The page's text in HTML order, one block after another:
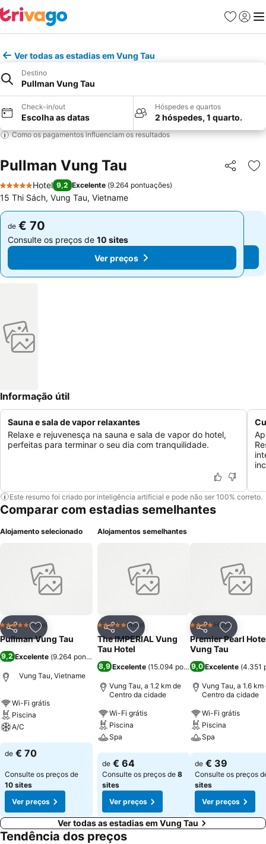
Favoritos
Iniciar
Ver todas as estadias em Vung Tau
Destino
Pullman Vung Tau
Check-in/out
Escolha as datas
Hóspedes e quartos
2 hóspedes, 1 quarto.
Como os pagamentos influenciam os resultados
Pullman Vung Tau Partilhar
5 Estrelas
Hotel 9,2 Excelente (9.264 pontuações)
15 Thi Sách, Vung Tau, Vietname
de € 70
Consulte os preços de 10 sites
Ver preços
de € 70
Consulte os preços de 10 sites
Ver preços
Informação útil
Sauna e sala de vapor relaxantes
Relaxe e rejuvenesça na sauna e sala de vapor do hotel,
perfeitas para terminar o seu dia com tranquilidade.
Este resumo foi criado por inteligência artificial e pode não ser 100% correto.
Comparar com estadias semelhantes
Alojamento selecionado
PartilharAdicionar aos favoritos
5 EstrelasHotel
Pullman Vung Tau
9,2 Excelente (9.264 pontuações
Vung Tau, Vietname
Wi-Fi grátis
Piscina
A/C
Ver preços
de € 70
Consulte os preços de
10 sites
Ver preços
Alojamentos semelhantes
PartilharAdicionar aos favoritos
5 EstrelasHotel
The IMPERIAL Vung
Tau Hotel
8,9 Excelente (15.094 pontuações)
Vung Tau, a 1.2 km de
Centro da cidade
Wi-Fi grátis
Piscina
Spa
Ver preços
de € 64
Consulte os preços de 8
sites
Ver preços
Partilhar
4 EstrelasHotel
Premier Pearl
Vung Tau
9,0 Excelente (4.351
Vung Tau, a 1.6 km
Centro da cidade
Wi-Fi grátis
Piscina
Spa
Ver preços
de € 39
Consulte os preços
sites
Ver preços
Ver todas as estadias em Vung Tau
Tendência dos preços